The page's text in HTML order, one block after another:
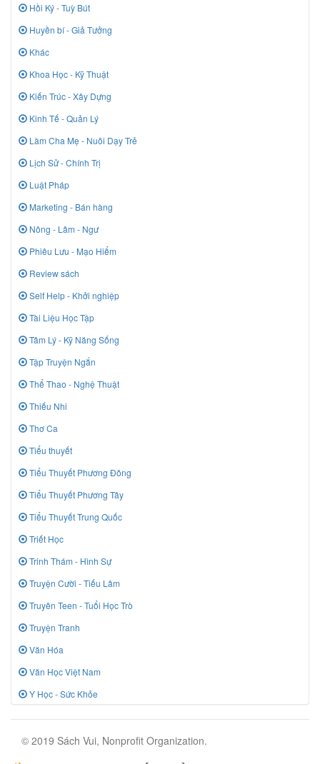
Hồi Ký - Tuỳ Bút
Huyền bí - Giả Tưởng
Khác
Khoa Học - Kỹ Thuật
Kiến Trúc - Xây Dựng
Kinh Tế - Quản Lý
Làm Cha Mẹ - Nuôi Dạy Trẻ
Lịch Sử - Chính Trị
Luật Pháp
Marketing - Bán hàng
Nông - Lâm - Ngư
Phiêu Lưu - Mạo Hiểm
Review sách
Self Help - Khởi nghiệp
Tài Liệu Học Tập
Tâm Lý - Kỹ Năng Sống
Tập Truyện Ngắn
Thể Thao - Nghệ Thuật
Thiếu Nhi
Thơ Ca
Tiểu thuyết
Tiểu Thuyết Phương Đông
Tiểu Thuyết Phương Tây
Tiểu Thuyết Trung Quốc
Triết Học
Trinh Thám - Hình Sự
Truyện Cười - Tiếu Lâm
Truyên Teen - Tuổi Học Trò
Truyện Tranh
Văn Hóa
Văn Học Việt Nam
Y Học - Sức Khỏe
© 2019 Sách Vui, Nonprofit Organization.